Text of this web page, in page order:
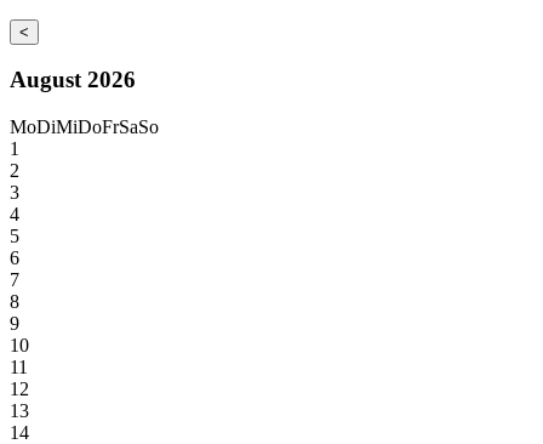
<
August 2026
MoDiMiDoFrSaSo
1
2
3
4
5
6
7
8
9
10
11
12
13
14